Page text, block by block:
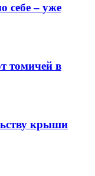
себе – уже
томичей в
крыши